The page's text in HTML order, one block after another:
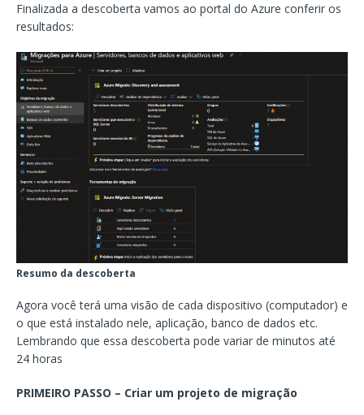
Finalizada a descoberta vamos ao portal do Azure conferir os
resultados:
Resumo da descoberta
Agora você terá uma visão de cada dispositivo (computador) e
o que está instalado nele, aplicação, banco de dados etc.
Lembrando que essa descoberta pode variar de minutos até
24 horas
PRIMEIRO PASSO – Criar um projeto de migração